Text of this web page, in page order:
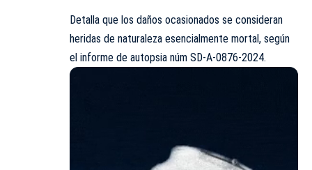
Detalla que los daños ocasionados se consideran
heridas de naturaleza esencialmente mortal, según
el informe de autopsia núm SD-A-0876-2024.